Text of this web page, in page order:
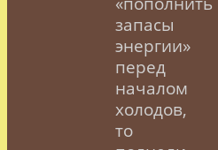
запасы
энергии»
перед
началом
холодов,
то